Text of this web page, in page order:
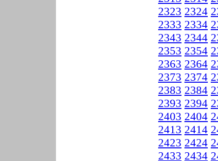
2323 2324
2333 2334
2343 2344
2353 2354
2363 2364
2373 2374
2383 2384
2393 2394
2403 2404
2413 2414
2423 2424
2433 2434